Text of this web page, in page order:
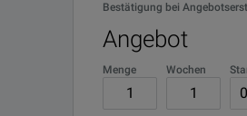
Bestätigung bei
Angebot
Menge Wochen